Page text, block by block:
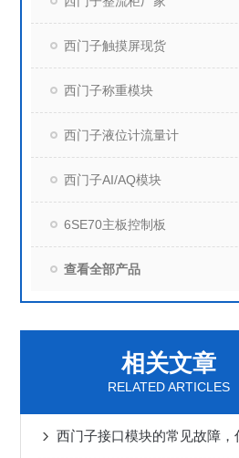
西门子触摸屏现货
西门子称重模块
西门子液位计流量计
西门子AI/AQ模块
6SE70主板控制板
查看全部产品
相关文章
RELATED ARTICLES